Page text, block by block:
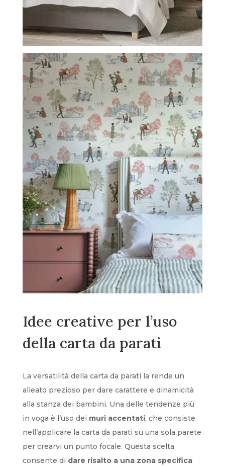
Idee creative per l’uso
della carta da parati
La versatilità della carta da parati la rende un
alleato prezioso per dare carattere e dinamicità
alla stanza dei bambini. Una delle tendenze più
in voga è l’uso dei muri accentati, che consiste
nell’applicare la carta da parati su una sola parete
per crearvi un punto focale. Questa scelta
consente di dare risalto a una zona specifica